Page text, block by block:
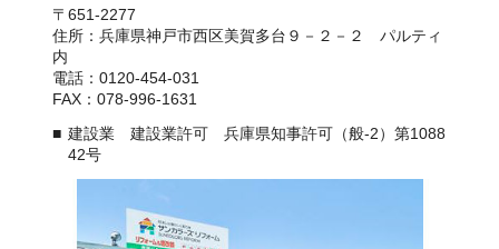
〒651-2277
住所：兵庫県神戸市西区美賀多台９－２－２ パルティ
内
電話：0120-454-031
FAX：078-996-1631
建設業 建設業許可 兵庫県知事許可（般-2）第1088
42号